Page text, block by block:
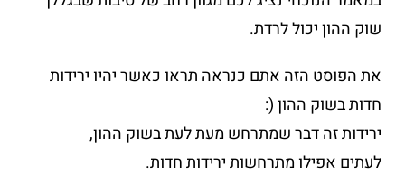
שוק ההון יכול לרדת.
את הפוסט הזה אתם כנראה תראו כאשר יהיו ירידות
חדות בשוק ההון (:
ירידות זה דבר שמתרחש מעת לעת בשוק ההון,
לעתים אפילו מתרחשות ירידות חדות.